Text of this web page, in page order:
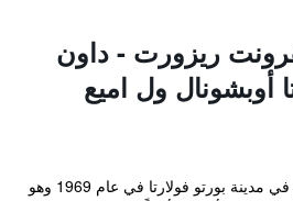
ريزورت - داون
أوبشونال ول اميع
تم إنشاء هذا الفندق الذي يقع في مدينة بورتو فولارتا في عام 1969 وهو